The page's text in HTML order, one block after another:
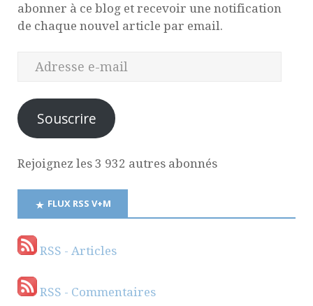
abonner à ce blog et recevoir une notification
de chaque nouvel article par email.
Souscrire
Rejoignez les 3 932 autres abonnés
FLUX RSS V+M
RSS - Articles
RSS - Commentaires